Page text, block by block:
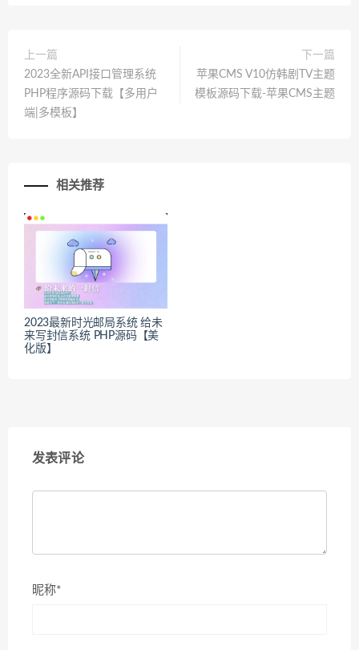
上一篇
2023全新API接口管理系统
PHP程序源码下载【多用户
端|多模板】
下一篇
苹果CMS V10仿韩剧TV主题
模板源码下载-苹果CMS主题
相关推荐
2023最新时光邮局系统 给未
来写封信系统 PHP源码【美
化版】
发表评论
昵称*